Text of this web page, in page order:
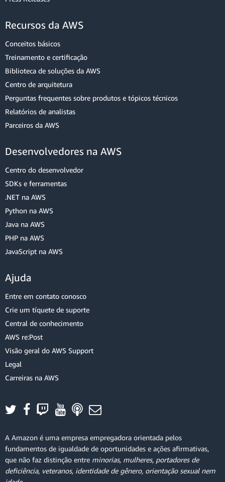
Recursos da AWS
Conceitos básicos
Treinamento e certificação
Biblioteca de soluções da AWS
Centro de arquitetura
Perguntas frequentes sobre produtos e tópicos técnicos
Relatórios de analistas
Parceiros da AWS
Desenvolvedores na AWS
Centro do desenvolvedor
SDKs e ferramentas
.NET na AWS
Python na AWS
Java na AWS
PHP na AWS
JavaScript na AWS
Ajuda
Entre em contato conosco
Crie um tíquete de suporte
Central de conhecimento
AWS re:Post
Visão geral do AWS Support
Legal
Carreiras na AWS
A Amazon é uma empresa empregadora orientada pelos
fundamentos de igualdade de oportunidades e ações afirmativas,
que não faz distinção entre minorias, mulheres, portadores de
deficiência, veteranos, identidade de gênero, orientação sexual nem